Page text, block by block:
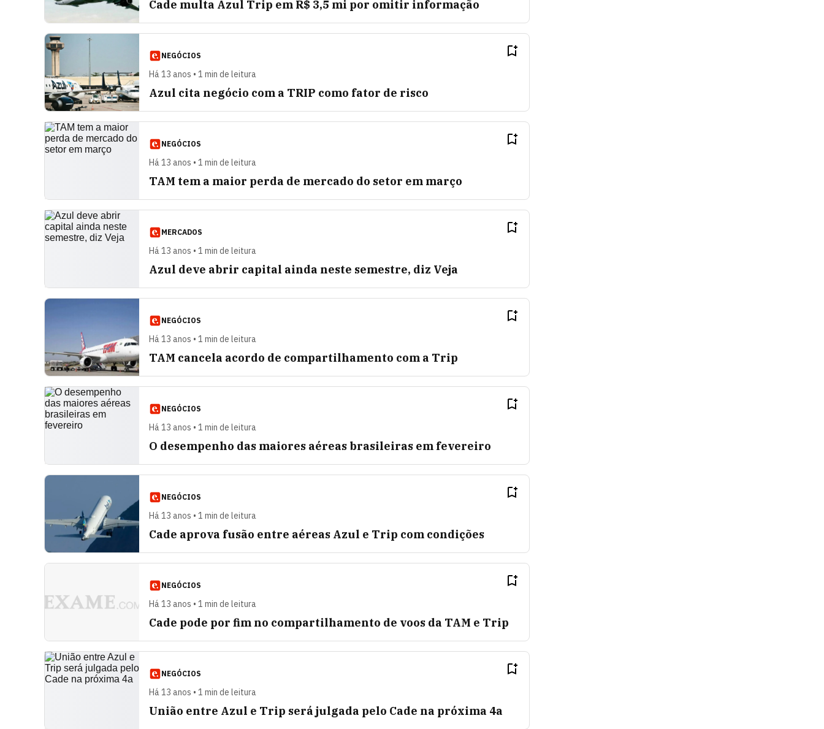
Cade multa Azul Trip em R$ 3,5 mi por omitir informação
NEGÓCIOS
Há 13 anos • 1 min de leitura
Azul cita negócio com a TRIP como fator de risco
NEGÓCIOS
Há 13 anos • 1 min de leitura
TAM tem a maior perda de mercado do setor em março
MERCADOS
Há 13 anos • 1 min de leitura
Azul deve abrir capital ainda neste semestre, diz Veja
NEGÓCIOS
Há 13 anos • 1 min de leitura
TAM cancela acordo de compartilhamento com a Trip
NEGÓCIOS
Há 13 anos • 1 min de leitura
O desempenho das maiores aéreas brasileiras em fevereiro
NEGÓCIOS
Há 13 anos • 1 min de leitura
Cade aprova fusão entre aéreas Azul e Trip com condições
NEGÓCIOS
Há 13 anos • 1 min de leitura
Cade pode por fim no compartilhamento de voos da TAM e Trip
NEGÓCIOS
Há 13 anos • 1 min de leitura
União entre Azul e Trip será julgada pelo Cade na próxima 4a